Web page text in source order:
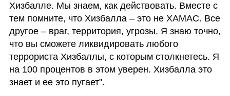
Хизбалле. Мы знаем, как действовать. Вместе с
тем помните, что Хизбалла – это не ХАМАС. Все
другое – враг, территория, угрозы. Я знаю точно,
что вы сможете ликвидировать любого
террориста Хизбаллы, с которым столкнетесь. Я
на 100 процентов в этом уверен. Хизбалла это
знает и ее это пугает".